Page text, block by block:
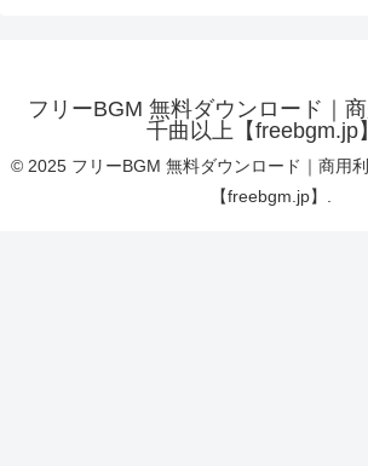
フリーBGM 無料ダウンロード｜
千曲以上【freebgm.jp】
© 2025 フリーBGM 無料ダウンロード｜商用
【freebgm.jp】.